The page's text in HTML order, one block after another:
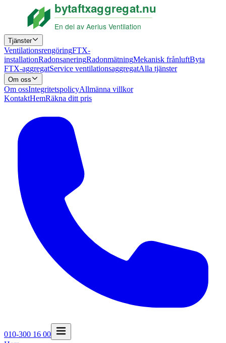
Tjänster
VentilationsrengöringFTX-
installationRadonsaneringRadonmätningMekanisk frånluftByta
FTX-aggregatService ventilationsaggregatAlla tjänster
Om oss
Om ossIntegritetspolicyAllmänna villkor
KontaktHemRäkna ditt pris
010-300 16 00